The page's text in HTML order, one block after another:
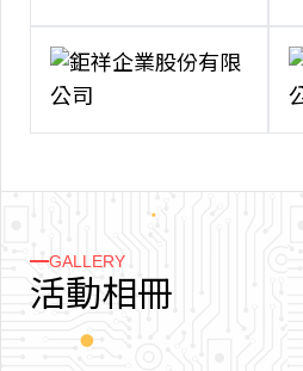
GALLERY
活動相冊